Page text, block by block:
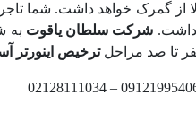
از گمرک خواهد داشت. شما
داشت. شرکت سلطان یاقوت به
تا صد مراحلترخیص اینورتر